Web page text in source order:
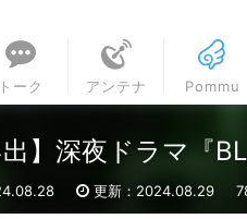
トーク アンテナ Pommu
出】深夜ドラマ『
更新：2024.08.29